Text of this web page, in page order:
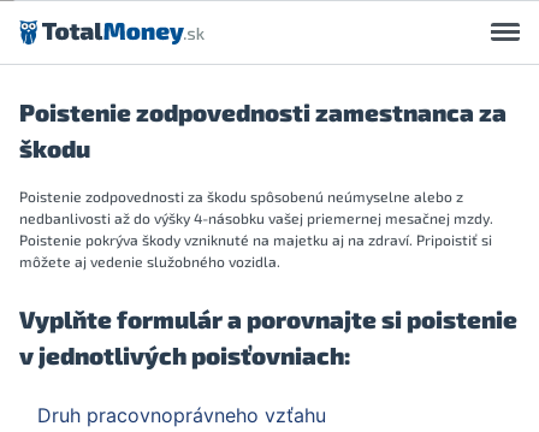
Preskočiť na obsah
Poistenie zodpovednosti zamestnanca za
škodu
Poistenie zodpovednosti za škodu spôsobenú neúmyselne alebo z
nedbanlivosti až do výšky 4-násobku vašej priemernej mesačnej mzdy.
Poistenie pokrýva škody vzniknuté na majetku aj na zdraví. Pripoistiť si
môžete aj vedenie služobného vozidla.
Vyplňte formulár a porovnajte si poistenie
v jednotlivých poisťovniach: